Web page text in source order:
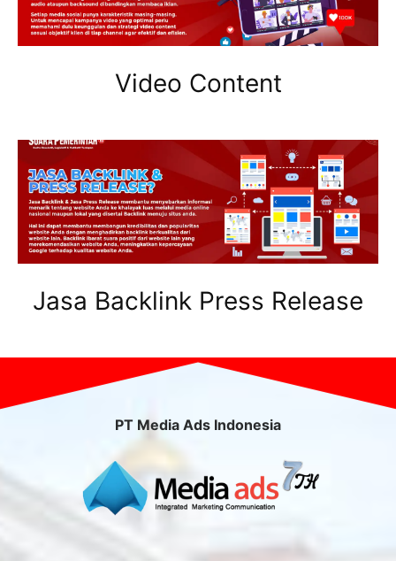
Video Content
Jasa Backlink Press Release
PT Media Ads Indonesia